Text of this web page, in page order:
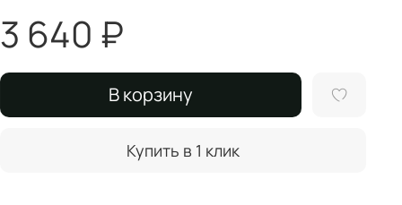
3 640 ₽
В корзину
Купить в 1 клик